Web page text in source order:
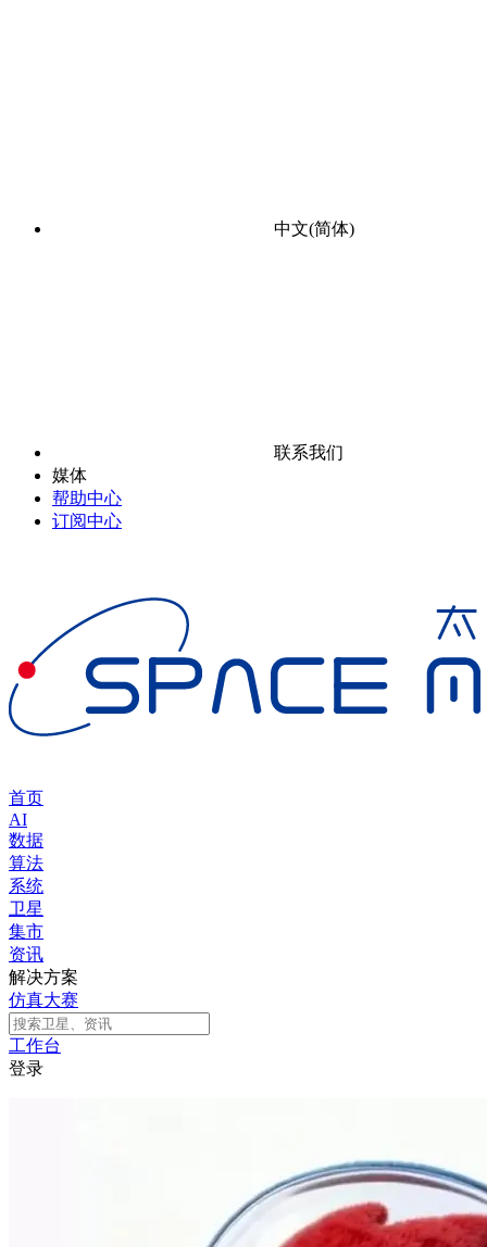
中文(简体)
联系我们
媒体
帮助中心
订阅中心
首页
AI
数据
算法
系统
卫星
集市
资讯
解决方案
仿真大赛
工作台
登录